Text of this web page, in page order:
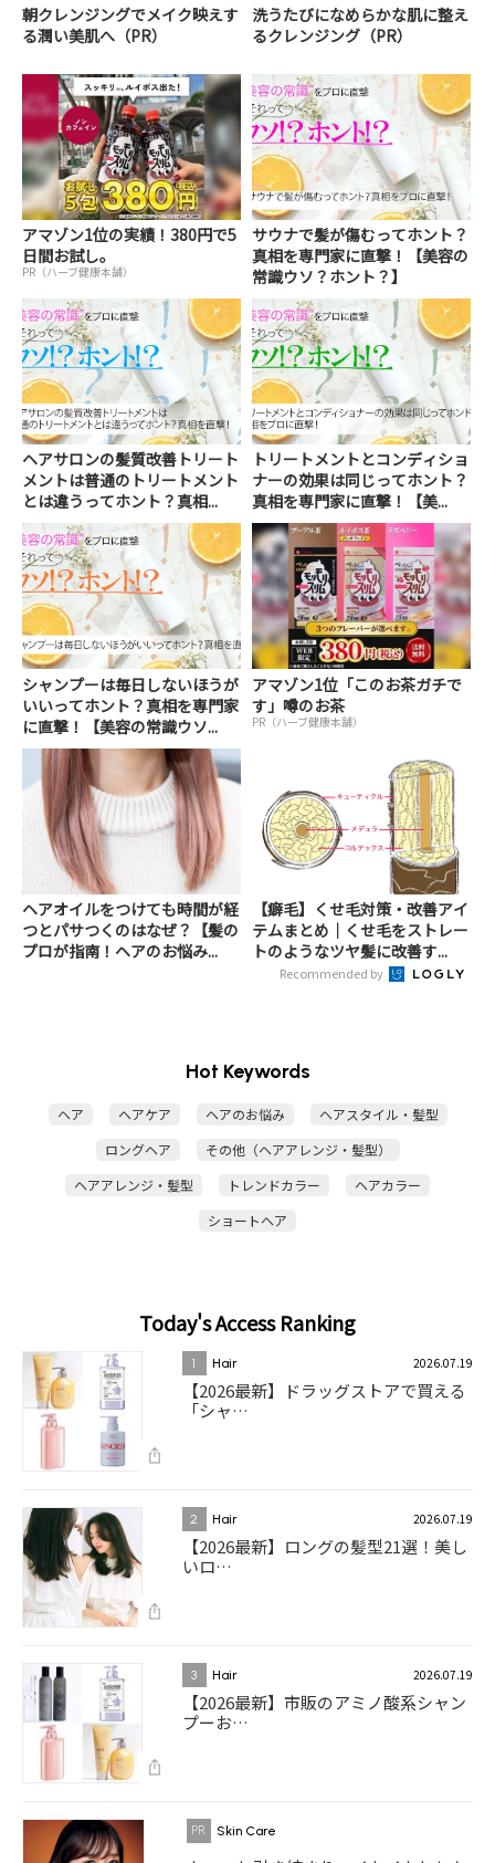
朝クレンジングでメイク映えす
る潤い美肌へ（PR）
洗うたびになめらかな肌に整え
るクレンジング（PR）
アマゾン1位の実績！380円で5
日間お試し。
PR（ハーブ健康本舗）
サウナで髪が傷むってホント？
真相を専門家に直撃！【美容の
常識ウソ？ホント？】
ヘアサロンの髪質改善トリート
メントは普通のトリートメント
とは違うってホント？真相...
トリートメントとコンディショ
ナーの効果は同じってホント？
真相を専門家に直撃！【美...
シャンプーは毎日しないほうが
いいってホント？真相を専門家
に直撃！【美容の常識ウソ...
アマゾン1位「このお茶ガチで
す」噂のお茶
PR（ハーブ健康本舗）
ヘアオイルをつけても時間が経
つとパサつくのはなぜ？【髪の
プロが指南！ヘアのお悩み...
【癖毛】くせ毛対策・改善アイ
テムまとめ│くせ毛をストレー
トのようなツヤ髪に改善す...
Recommended by
Hot Keywords
ヘア ヘアケア ヘアのお悩み
ヘアスタイル・髪型
ロングヘア
その他（ヘアアレンジ・髪型）
ヘアアレンジ・髪型
トレンドカラー
ヘアカラー
ショートヘア
Today's Access Ranking
1 Hair 2026.07.19
【2026最新】ドラッグストアで買える
「シャ…
2 Hair 2026.07.19
【2026最新】ロングの髪型21選！美し
いロ…
3 Hair 2026.07.19
【2026最新】市販のアミノ酸系シャン
プーお…
Skin Care